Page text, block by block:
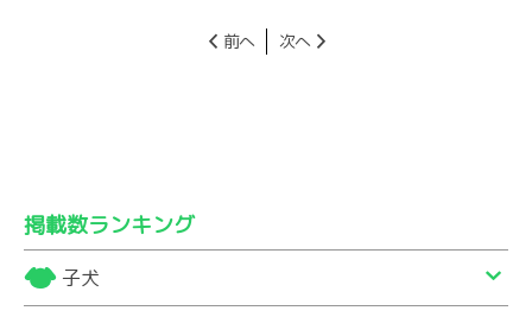
前へ 次へ
掲載数ランキング
子犬